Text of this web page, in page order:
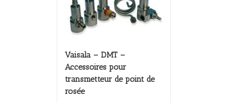
Vaisala – DMT –
Accessoires pour
transmetteur de point de
rosée